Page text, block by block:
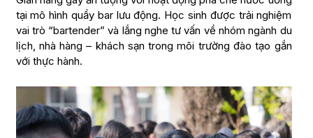
tại mô hình quầy bar lưu động. Học sinh được trải nghiệm
vai trò “bartender” và lắng nghe tư vấn về nhóm ngành du
lịch, nhà hàng – khách sạn trong môi trường đào tạo gắn
với thực hành.